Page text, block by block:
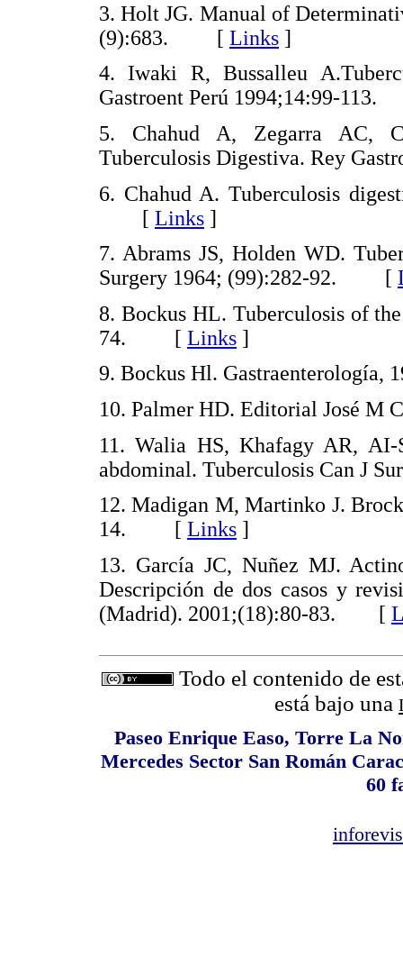
3. Holt JG. Manual of
(9):683. [ Links ]
4. Iwaki R, Bussalleu
Gastroent Perú 1994;14:99-
5. Chahud A, Zegarra AC,
Tuberculosis Digestiva. Rey
6. Chahud A. Tuberculosis
[ Links ]
7. Abrams JS, Holden WD.
Surgery 1964; (99):282-92. [
8. Bockus HL. Tuberculosis of
74. [ Links ]
9. Bockus Hl.
10. Palmer HD. Editorial José
11. Walia HS, Khafagy AR,
abdominal. Tuberculosis Can
12. Madigan M, Martinko J.
14. [ Links ]
13. García JC, Nuñez MJ.
Descripción de dos casos y
(Madrid). 2001;(18):80-83. [
Todo el contenido de
está bajo una
Paseo Enrique Easo, Torre La
Mercedes Sector San Román
60